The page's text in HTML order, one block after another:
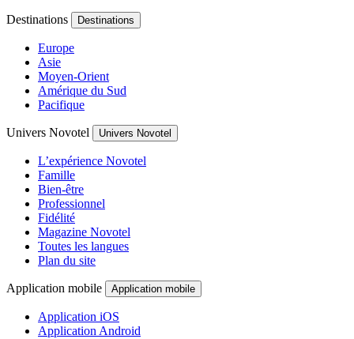
Destinations Destinations
Europe
Asie
Moyen-Orient
Amérique du Sud
Pacifique
Univers Novotel Univers Novotel
L’expérience Novotel
Famille
Bien-être
Professionnel
Fidélité
Magazine Novotel
Toutes les langues
Plan du site
Application mobile Application mobile
Application iOS
Application Android